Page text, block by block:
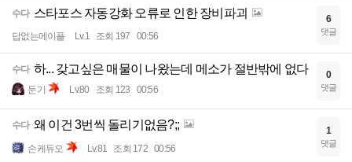
수다 스타포스 자동강화 오류로 인한 장비파괴
답없는메이플 Lv.1 조회 197 00:56
6
댓글
수다 하... 갖고싶은 매물이 나왔는데 메소가 절반밖에 없다
둔기 Lv.80 조회 123 00:56
0
댓글
수다 왜 이건 3번씩 돌리기없음?;;
손케듀오 Lv.81 조회 172 00:56
1
댓글